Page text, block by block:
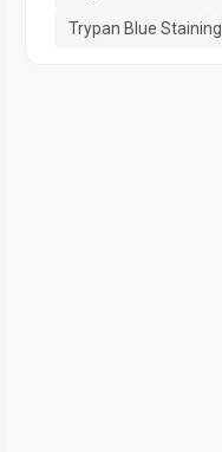
Trypan Blue Staining